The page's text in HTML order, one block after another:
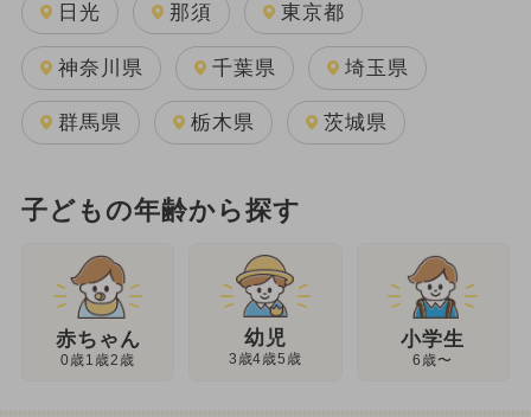
日光 那須 東京都
神奈川県 千葉県 埼玉県
群馬県 栃木県 茨城県
子どもの年齢から探す
赤ちゃん
0歳1歳2歳
幼児
3歳4歳5歳
小学生
6歳〜